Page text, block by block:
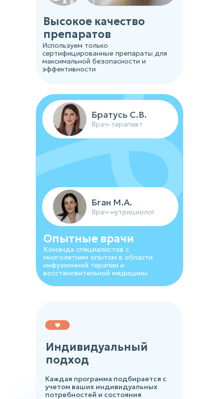
Высокое качество
препаратов
Используем только
сертифицированные препараты для
максимальной безопасности и
эффективности
Опытные врачи
Команда специалистов с
многолетним опытом в области
инфузионной терапии и
восстановительной медицины
Индивидуальный
подход
Каждая программа подбирается с
учетом ваших индивидуальных
потребностей и состояния
Устинова К.Б.
Врач-косметолог
Братусь С.В.
Врач-терапевт
Бган М.А.
Врач-нутрициолог